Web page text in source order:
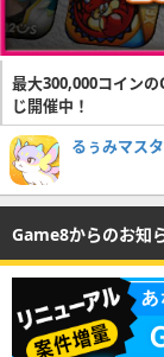
最大300,000コイン
じ開催中！
るぅみマス
Game8からのお知